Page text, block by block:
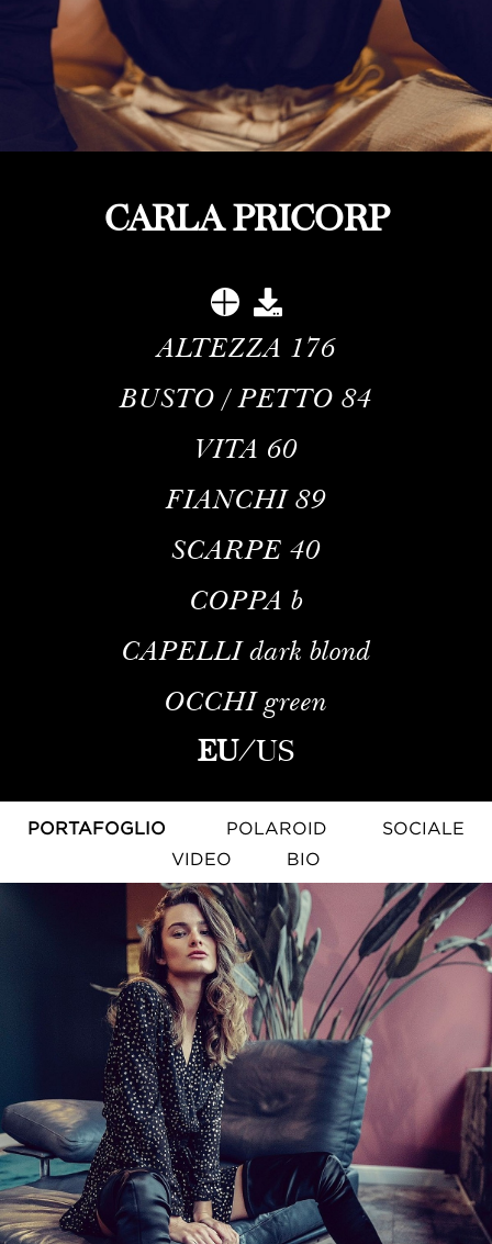
CARLA PRICORP
ALTEZZA 176
BUSTO / PETTO 84
VITA 60
FIANCHI 89
SCARPE 40
COPPA b
CAPELLI dark blond
OCCHI green
EU/US
PORTAFOGLIO POLAROID
SOCIALE
VIDEO
BIO